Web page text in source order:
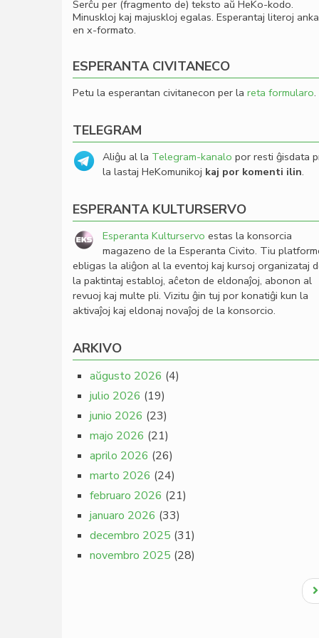
Serĉu per (fragmento de) teksto aŭ HeKo-kodo.
Minuskloj kaj majuskloj egalas. Esperantaj literoj
en x-formato.
ESPERANTA CIVITANECO
Petu la esperantan civitanecon per la reta formularo.
TELEGRAM
Aliĝu al la Telegram-kanalo por resti ĝisdata
la lastaj HeKomunikoj kaj por komenti ilin.
ESPERANTA KULTURSERVO
Esperanta Kulturservo estas la konsorcia
magazeno de la Esperanta Civito. Tiu
ebligas la aliĝon al la eventoj kaj kursoj organizataj
la paktintaj establoj, aĉeton de eldonaĵoj, abonon al
revuoj kaj multe pli. Vizitu ĝin tuj por konatiĝi kun la
aktivaĵoj kaj eldonaj novaĵoj de la konsorcio.
ARKIVO
aŭgusto 2026 (4)
julio 2026 (19)
junio 2026 (23)
majo 2026 (21)
aprilo 2026 (26)
marto 2026 (24)
februaro 2026 (21)
januaro 2026 (33)
decembro 2025 (31)
novembro 2025 (28)